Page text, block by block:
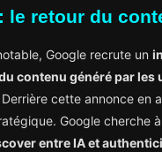
le retour du
Google recrute un
contenu généré par les
cette annonce en
Google cherche à
entre IA et